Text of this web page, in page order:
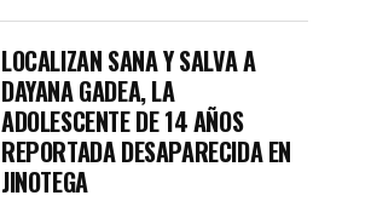
LOCALIZAN SANA Y SALVA A
DAYANA GADEA, LA
ADOLESCENTE DE 14 AÑOS
REPORTADA DESAPARECIDA EN
JINOTEGA